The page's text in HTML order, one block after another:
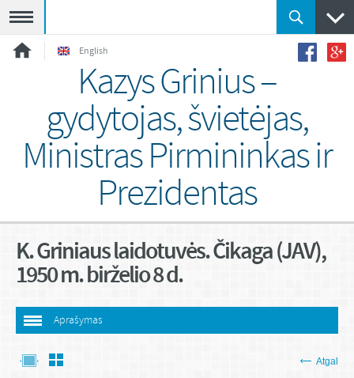
English
Kazys Grinius –
gydytojas, švietėjas,
Ministras Pirmininkas ir
Prezidentas
K. Griniaus laidotuvės. Čikaga (JAV),
1950 m. birželio 8 d.
Aprašymas
Atgal